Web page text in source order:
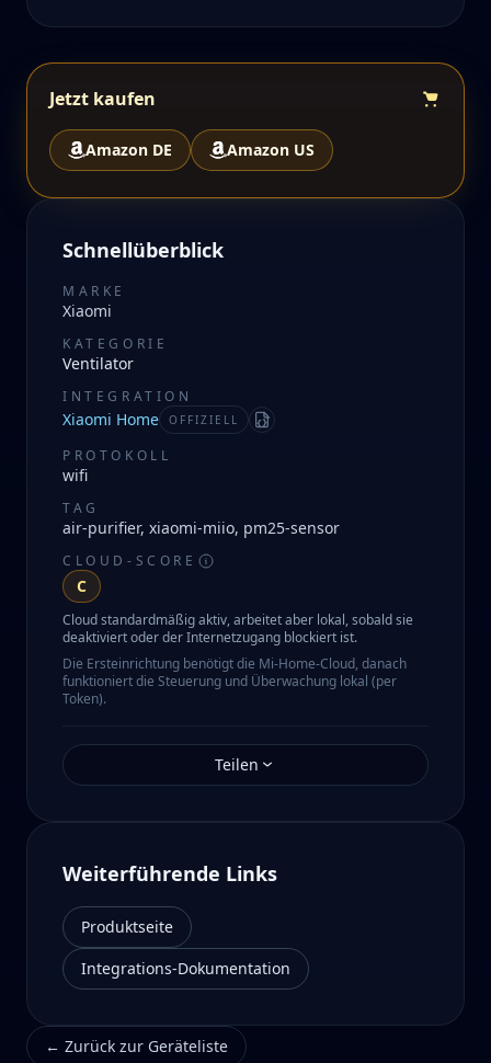
Jetzt kaufen
Amazon DE Amazon US
Schnellüberblick
MARKE
Xiaomi
KATEGORIE
Ventilator
INTEGRATION
Xiaomi Home OFFIZIELL Manifest
PROTOKOLL
wifi
TAG
air-purifier, xiaomi-miio, pm25-sensor
CLOUD-SCORE
C
Cloud standardmäßig aktiv, arbeitet aber lokal, sobald sie
deaktiviert oder der Internetzugang blockiert ist.
Die Ersteinrichtung benötigt die Mi-Home-Cloud, danach
funktioniert die Steuerung und Überwachung lokal (per
Token).
Teilen
Weiterführende Links
Produktseite
Integrations-Dokumentation
← Zurück zur Geräteliste